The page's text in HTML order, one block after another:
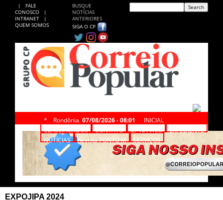
|
FALE
CONOSCO
|
INTRANET
|
QUEM SOMOS
BUSQUE
NOTÍCIAS
ANTERIORES
SIGA O CP
* Rondônia, 07/08/2026 - 08:01
INICIAL
CLASSIFICADOS
CONTATO CP NA WEB
EXPEDIENTE
NOTÍCIAS
Revista PONTO M SERVIÇOS
EXPOJIPA 2024